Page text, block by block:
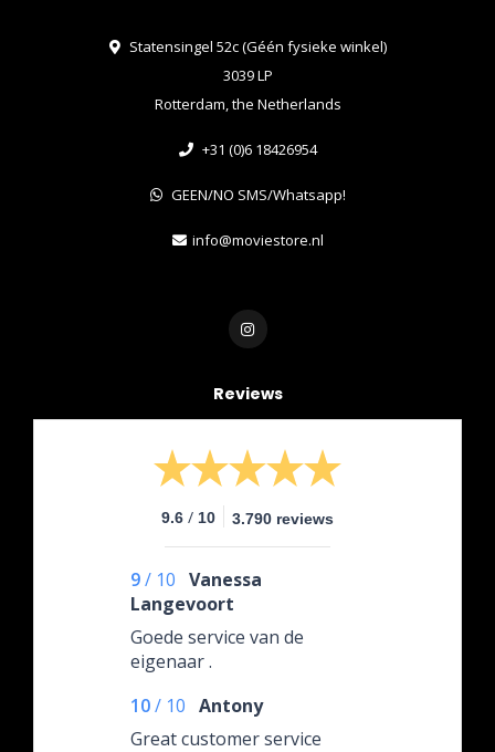
Statensingel 52c (Géén fysieke winkel)
3039 LP
Rotterdam, the Netherlands
+31 (0)6 18426954
GEEN/NO SMS/Whatsapp!
info@moviestore.nl
Reviews
9.6 / 10 3.790 reviews
9/ 10 Vanessa
Langevoort
Goede service van de
eigenaar .
10/ 10 Antony
Great customer service